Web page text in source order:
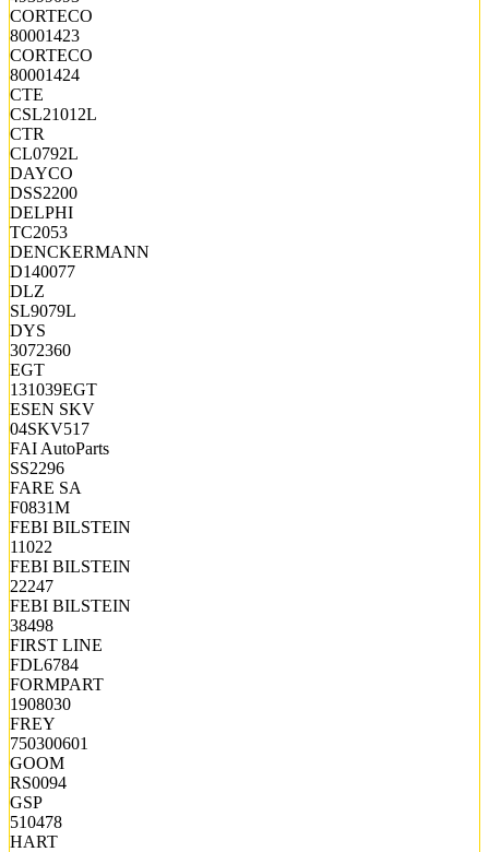
CORTECO
80001423
CORTECO
80001424
CTE
CSL21012L
CTR
CL0792L
DAYCO
DSS2200
DELPHI
TC2053
DENCKERMANN
D140077
DLZ
SL9079L
DYS
3072360
EGT
131039EGT
ESEN SKV
04SKV517
FAI AutoParts
SS2296
FARE SA
F0831M
FEBI BILSTEIN
11022
FEBI BILSTEIN
22247
FEBI BILSTEIN
38498
FIRST LINE
FDL6784
FORMPART
1908030
FREY
750300601
GOOM
RS0094
GSP
510478
HART